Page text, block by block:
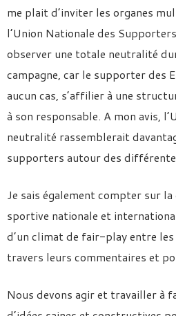
me plait d’inviter les organes
l’Union Nationale des
observer une totale neutralité
campagne, car le supporter des
aucun cas, s’affilier à une
à son responsable. A mon avis,
neutralité rassemblerait
supporters autour des
Je sais également compter sur
sportive nationale et
d’un climat de fair-play entre
travers leurs commentaires et
Nous devons agir et travailler à